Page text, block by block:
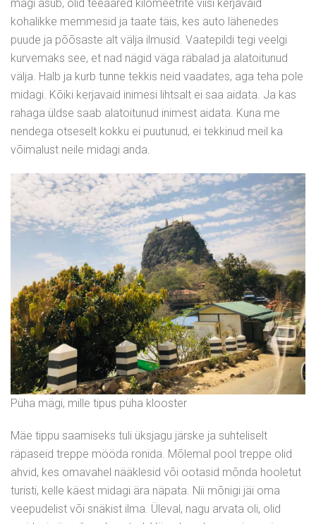
mägi asub, olid teeääred kilomeetrite viisi kerjavaid
kohalikke memmesid ja taate täis, kes auto lähenedes
puude ja põõsaste alt välja ilmusid. Vaatepildi tegi veelgi
kurvemaks see, et nad nägid väga räbalad ja alatoitunud
välja. Halb ja kurb tunne tekkis neid vaadates, aga teha pole
midagi. Kõiki kerjavaid inimesi lihtsalt ei saa aidata. Ja kas
rahaga üldse saab alatoitunud inimest aidata. Kuna me
nendega otseselt kokku ei puutunud, ei tekkinud meil ka
võimalust neile midagi anda.
Püha mägi, mille tipus püha klooster
Mäe tippu saamiseks tuli üksjagu järske ja suhteliselt
räpaseid treppe mööda ronida. Mõlemal pool treppe olid
ahvid, kes omavahel nääklesid või ootasid mõnda hooletut
turisti, kelle käest midagi ära näpata. Nii mõnigi jäi oma
veepudelist või snäkist ilma. Üleval, nagu arvata oli, olid